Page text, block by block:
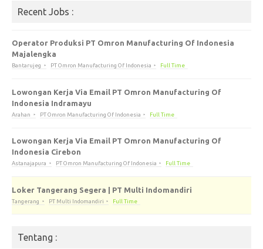
Recent Jobs :
Operator Produksi PT Omron Manufacturing Of Indonesia
Majalengka
Bantarujeg PT Omron Manufacturing Of Indonesia Full Time
Lowongan Kerja Via Email PT Omron Manufacturing Of
Indonesia Indramayu
Arahan PT Omron Manufacturing Of Indonesia Full Time
Lowongan Kerja Via Email PT Omron Manufacturing Of
Indonesia Cirebon
Astanajapura PT Omron Manufacturing Of Indonesia Full Time
Loker Tangerang Segera | PT Multi Indomandiri
Tangerang PT Multi Indomandiri Full Time
Tentang :